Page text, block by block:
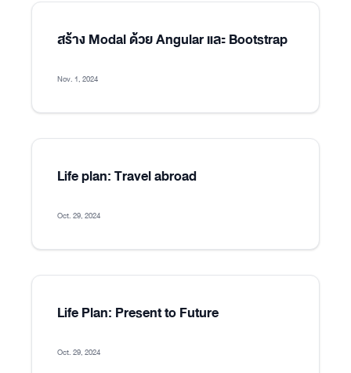
สร้าง Modal ด้วย Angular และ Bootstrap
Nov. 1, 2024
Life plan: Travel abroad
Oct. 29, 2024
Life Plan: Present to Future
Oct. 29, 2024